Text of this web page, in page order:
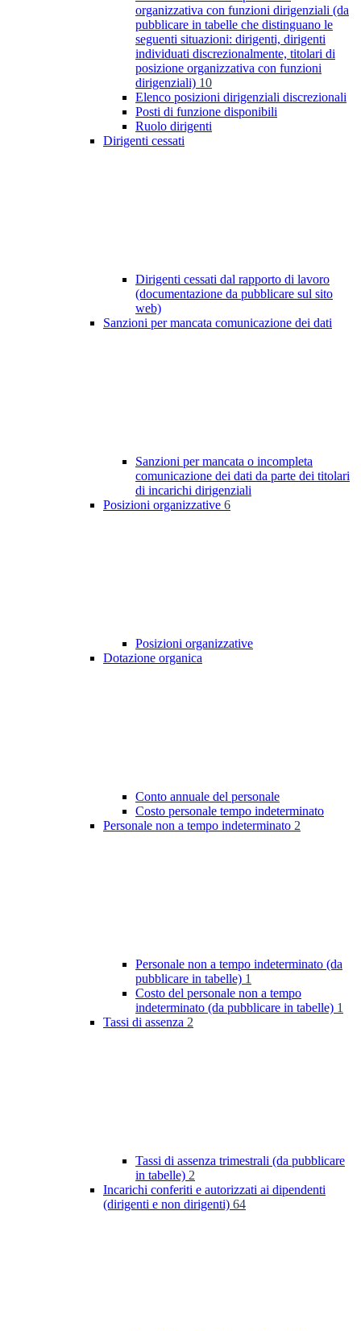
organizzativa con funzioni dirigenziali (da
pubblicare in tabelle che distinguano le
seguenti situazioni: dirigenti, dirigenti
individuati discrezionalmente, titolari di
posizione organizzativa con funzioni
dirigenziali) 10
Elenco posizioni dirigenziali discrezionali
Posti di funzione disponibili
Ruolo dirigenti
Dirigenti cessati
Dirigenti cessati dal rapporto di lavoro
(documentazione da pubblicare sul sito
web)
Sanzioni per mancata comunicazione dei dati
Sanzioni per mancata o incompleta
comunicazione dei dati da parte dei titolari
di incarichi dirigenziali
Posizioni organizzative 6
Posizioni organizzative
Dotazione organica
Conto annuale del personale
Costo personale tempo indeterminato
Personale non a tempo indeterminato 2
Personale non a tempo indeterminato (da
pubblicare in tabelle) 1
Costo del personale non a tempo
indeterminato (da pubblicare in tabelle) 1
Tassi di assenza 2
Tassi di assenza trimestrali (da pubblicare
in tabelle) 2
Incarichi conferiti e autorizzati ai dipendenti
(dirigenti e non dirigenti) 64